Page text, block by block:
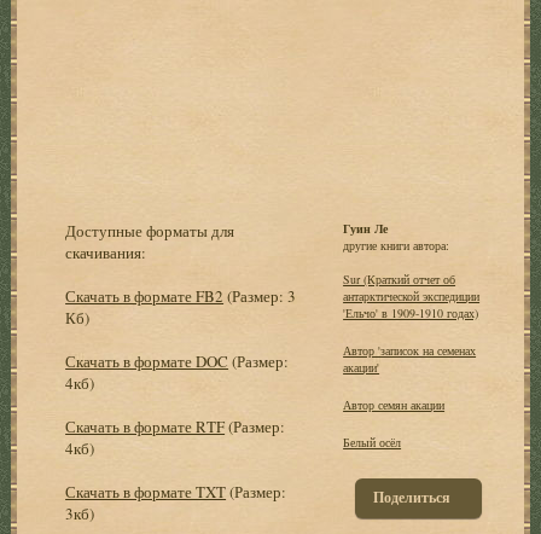
Доступные форматы для
скачивания:
Скачать в формате FB2 (Размер: 3
Кб)
Скачать в формате DOC (Размер:
4кб)
Скачать в формате RTF(Размер:
4кб)
Скачать в формате TXT(Размер:
3кб)
Гуин Ле
другие книги автора:
Sur (Краткий отчет об
антарктической экспедиции
'Ельчо' в 1909-1910 годах)
Автор 'записок на семенах
акации'
Автор семян акации
Белый осёл
Поделиться